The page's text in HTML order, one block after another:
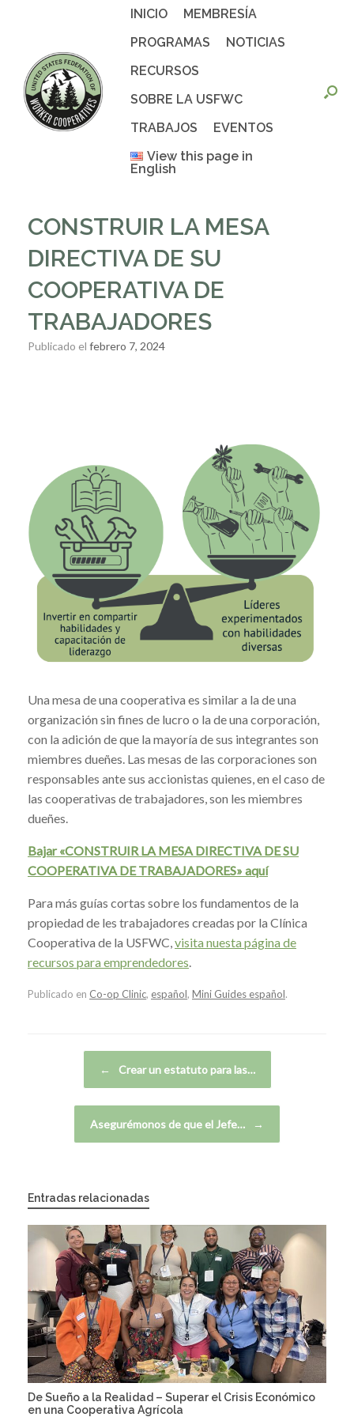
INICIO
MEMBRESÍA
PROGRAMAS
NOTICIAS
RECURSOS
SOBRE LA USFWC
TRABAJOS
EVENTOS
View this page in
English
CONSTRUIR LA MESA
DIRECTIVA DE SU
COOPERATIVA DE
TRABAJADORES
Publicado el febrero 7, 2024
Una mesa de una cooperativa es similar a la de una
organización sin fines de lucro o la de una corporación,
con la adición de que la mayoría de sus integrantes son
miembres dueñes. Las mesas de las corporaciones son
responsables ante sus accionistas quienes, en el caso de
las cooperativas de trabajadores, son les miembres
dueñes.
Bajar «CONSTRUIR LA MESA DIRECTIVA DE SU
COOPERATIVA DE TRABAJADORES» aquí
Para más guías cortas sobre los fundamentos de la
propiedad de les trabajadores creadas por la Clínica
Cooperativa de la USFWC, visita nuesta página de
recursos para emprendedores
Publicado en Co-op Clinic, español, Mini Guides español.
← Crear un estatuto para las…
Asegurémonos de que el Jefe… →
Entradas relacionadas
De Sueño a la Realidad – Superar el Crisis Económico
en una Cooperativa Agrícola